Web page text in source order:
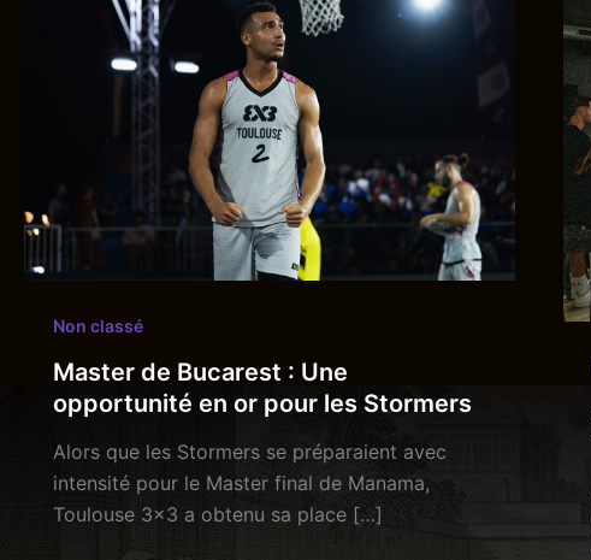
Non classé
Master de Bucarest : Une
opportunité en or pour les Stormers
Alors que les Stormers se préparaient avec
intensité pour le Master final de Manama,
Toulouse 3×3 a obtenu sa place […]